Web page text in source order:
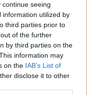
seeing
information utilized by
third parties prior to
of the further
by third parties on the
information may
on the IAB’s List of
disclose it to other